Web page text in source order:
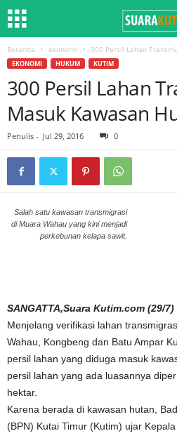
Beranda ekonomi 300 Persil Lahan
EKONOMI HUKUM KUTIM
300 Persil Lahan
Masuk Kawasan
Penulis - Jul 29, 2016 0
Salah satu kawasan transmigrasi
di Muara Wahau yang kini menjadi
perkebunan kelapa sawit.
SANGATTA,Suara Kutim.com (29/7)
Menjelang verifikasi lahan
Wahau, Kongbeng dan Batu Ampar
persil lahan yang diduga masuk
persil lahan yang ada luasannya
hektar.
Karena berada di kawasan hutan,
(BPN) Kutai Timur (Kutim) ujar